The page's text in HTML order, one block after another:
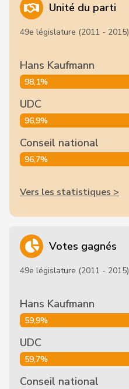
Unité du parti
49e législature (2011 - 2015)
Hans Kaufmann
98,1%
UDC
96,9%
Conseil national
96,7%
Vers les statistiques >
Votes gagnés
49e législature (2011 - 2015)
Hans Kaufmann
59,9%
UDC
59,7%
Conseil national